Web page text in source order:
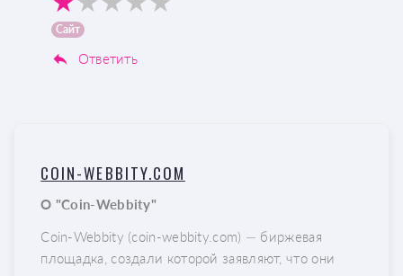
Сайт
Ответить
COIN-WEBBITY.COM
О "Coin-Webbity"
Coin-Webbity (coin-webbity.com) — биржевая
площадка, создали которой заявляют, что они